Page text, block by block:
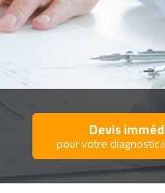
Devis
pour votre diagnostic